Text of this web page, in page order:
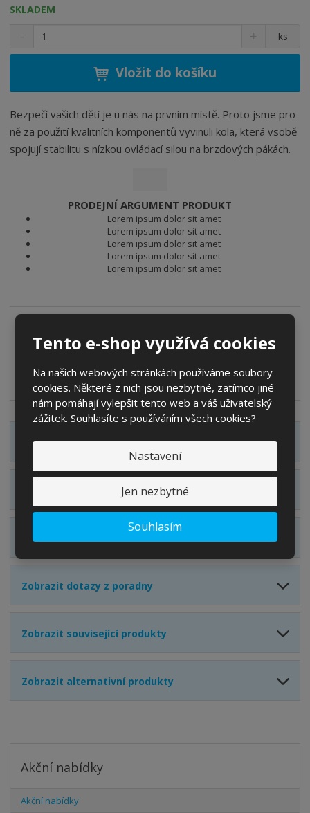
Tento e-shop využívá cookies
Na našich webových stránkách používáme soubory
cookies. Některé z nich jsou nezbytné, zatímco jiné
nám pomáhají vylepšit tento web a váš uživatelský
zážitek. Souhlasíte s používáním všech cookies?
Nastavení
Jen nezbytné
Souhlasím
SKLADEM
i
p
o
č
v
t
m
n
o
í
i
m
n
o
ž
ks
Vložit do košíku
Bezpečí vašich dětí je u nás na prvním místě. Proto jsme pro
ně za použití kvalitních komponentů vyvinuli kola, která vsobě
spojují stabilitu s nízkou ovládací silou na brzdových pákách.
PRODEJNÍ ARGUMENT PRODUKT
Lorem ipsum dolor sit amet
Lorem ipsum dolor sit amet
Lorem ipsum dolor sit amet
Lorem ipsum dolor sit amet
Lorem ipsum dolor sit amet
Zeptejte se odborníka Porovnání
Sdílet
Zobrazit detailní popis
Zobrazit technické parametry
Zobrazit hodnocení produktu
Zobrazit dotazy z poradny
Zobrazit související produkty
Zobrazit alternativní produkty
Akční nabídky
Akční nabídky